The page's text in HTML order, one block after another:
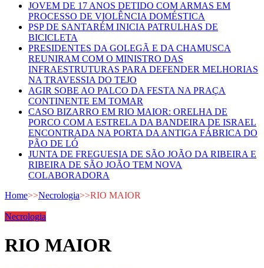
JOVEM DE 17 ANOS DETIDO COM ARMAS EM
PROCESSO DE VIOLÊNCIA DOMÉSTICA
PSP DE SANTARÉM INICIA PATRULHAS DE
BICICLETA
PRESIDENTES DA GOLEGÃ E DA CHAMUSCA
REUNIRAM COM O MINISTRO DAS
INFRAESTRUTURAS PARA DEFENDER MELHORIAS
NA TRAVESSIA DO TEJO
AGIR SOBE AO PALCO DA FESTA NA PRAÇA
CONTINENTE EM TOMAR
CASO BIZARRO EM RIO MAIOR: ORELHA DE
PORCO COM A ESTRELA DA BANDEIRA DE ISRAEL
ENCONTRADA NA PORTA DA ANTIGA FÁBRICA DO
PÃO DE LÓ
JUNTA DE FREGUESIA DE SÃO JOÃO DA RIBEIRA E
RIBEIRA DE SÃO JOÃO TEM NOVA
COLABORADORA
Home>>Necrologia>>RIO MAIOR
Necrologia
RIO MAIOR